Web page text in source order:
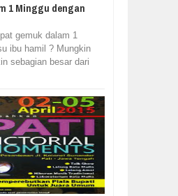
1 Minggu dengan
gemuk dalam 1
ibu hamil ? Mungkin
sebagian besar dari